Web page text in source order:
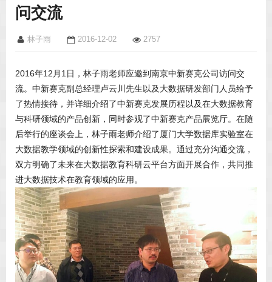
问交流
林子雨 2016-12-02 2757
2016年12月1日，林子雨老师应邀到南京中新赛克公司访问交
流。中新赛克副总经理卢云川先生以及大数据研发部门人员给予
了热情接待，并详细介绍了中新赛克发展历程以及在大数据教育
与科研领域的产品创新，同时参观了中新赛克产品展览厅。在随
后举行的座谈会上，林子雨老师介绍了厦门大学数据库实验室在
大数据教学领域的创新性探索和建设成果。通过充分沟通交流，
双方明确了未来在大数据教育科研云平台方面开展合作，共同推
进大数据技术在教育领域的应用。